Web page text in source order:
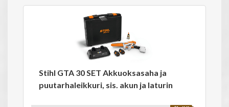
Stihl GTA 30 SET Akkuoksasaha ja
puutarhaleikkuri, sis. akun ja laturin